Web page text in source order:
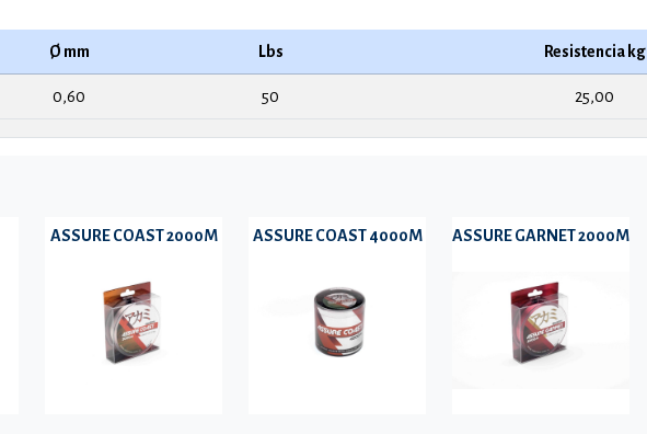
Ø mm Lbs Resistencia kg
0,60 50 25,00
ASSURE COAST 2000M ASSURE COAST 4000M ASSURE GARNET 2000M